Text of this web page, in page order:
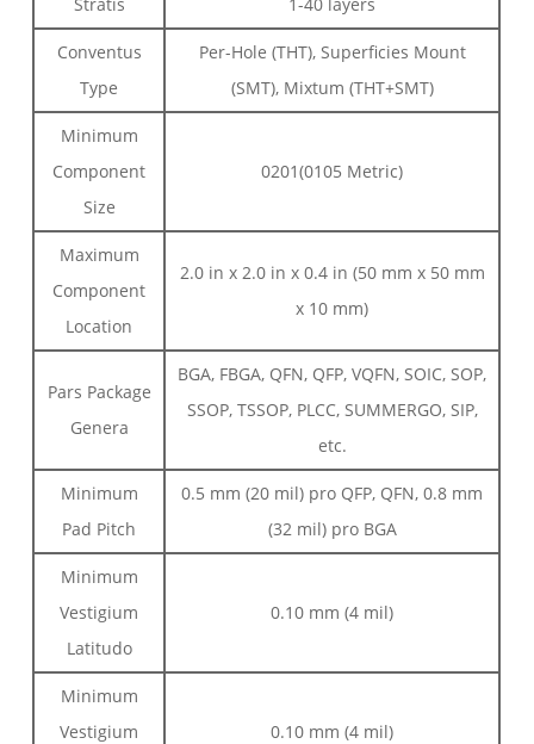
Conventus
Type
Per-Hole (THT), Superficies Mount
(SMT), Mixtum (THT+SMT)
Minimum
Component
Size
0201(0105 Metric)
Maximum
Component
Location
2.0 in x 2.0 in x 0.4 in (50 mm x 50 mm
x 10 mm)
Pars Package
Genera
BGA, FBGA, QFN, QFP, VQFN, SOIC, SOP,
SSOP, TSSOP, PLCC, SUMMERGO, SIP,
etc.
Minimum
Pad Pitch
0.5 mm (20 mil) pro QFP, QFN, 0.8 mm
(32 mil) pro BGA
Minimum
Vestigium
Latitudo
0.10 mm (4 mil)
Minimum
Vestigium
0.10 mm (4 mil)